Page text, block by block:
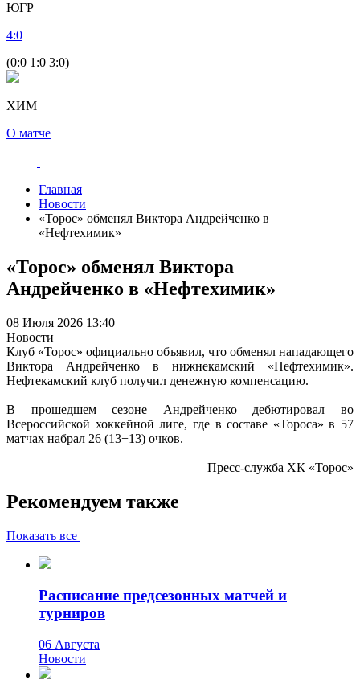
ЮГР
4:0
(0:0 1:0 3:0)
ХИМ
О матче
Главная
Новости
«Торос» обменял Виктора Андрейченко в
«Нефтехимик»
«Торос» обменял Виктора
Андрейченко в «Нефтехимик»
08 Июля 2026 13:40
Новости
Клуб «Торос» официально объявил, что обменял нападающего
Виктора Андрейченко в нижнекамский «Нефтехимик».
Нефтекамский клуб получил денежную компенсацию.
В прошедшем сезоне Андрейченко дебютировал во
Всероссийской хоккейной лиге, где в составе «Тороса» в 57
матчах набрал 26 (13+13) очков.
Пресс-служба ХК «Торос»
Рекомендуем также
Показать все
Расписание предсезонных матчей и
турниров
06 Августа
Новости